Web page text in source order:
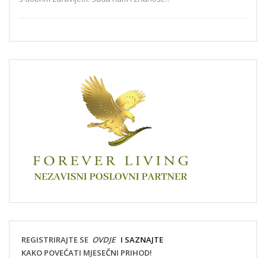
REGISTRIRAJTE SE OVDJEI SAZNAJTE
KAKO POVEĆATI MJESEČNI PRIHOD!